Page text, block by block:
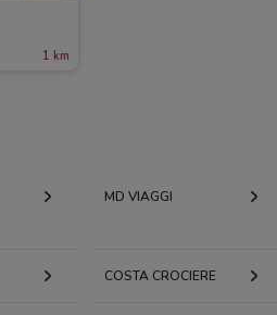
1 km
MD VIAGGI
COSTA CROCIERE